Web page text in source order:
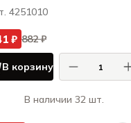
4251010
₽ 882 ₽
В корзину
В наличии 32 шт.